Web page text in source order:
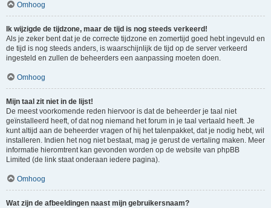
Omhoog
Ik wijzigde de tijdzone, maar de tijd is nog steeds verkeerd!
Als je zeker bent dat je de correcte tijdzone en zomertijd goed hebt ingevuld en
de tijd is nog steeds anders, is waarschijnlijk de tijd op de server verkeerd
ingesteld en zullen de beheerders een aanpassing moeten doen.
Omhoog
Mijn taal zit niet in de lijst!
De meest voorkomende reden hiervoor is dat de beheerder je taal niet
geïnstalleerd heeft, of dat nog niemand het forum in je taal vertaald heeft. Je
kunt altijd aan de beheerder vragen of hij het talenpakket, dat je nodig hebt, wil
installeren. Indien het nog niet bestaat, mag je gerust de vertaling maken. Meer
informatie hieromtrent kan gevonden worden op de website van phpBB
Limited (de link staat onderaan iedere pagina).
Omhoog
Wat zijn de afbeeldingen naast mijn gebruikersnaam?